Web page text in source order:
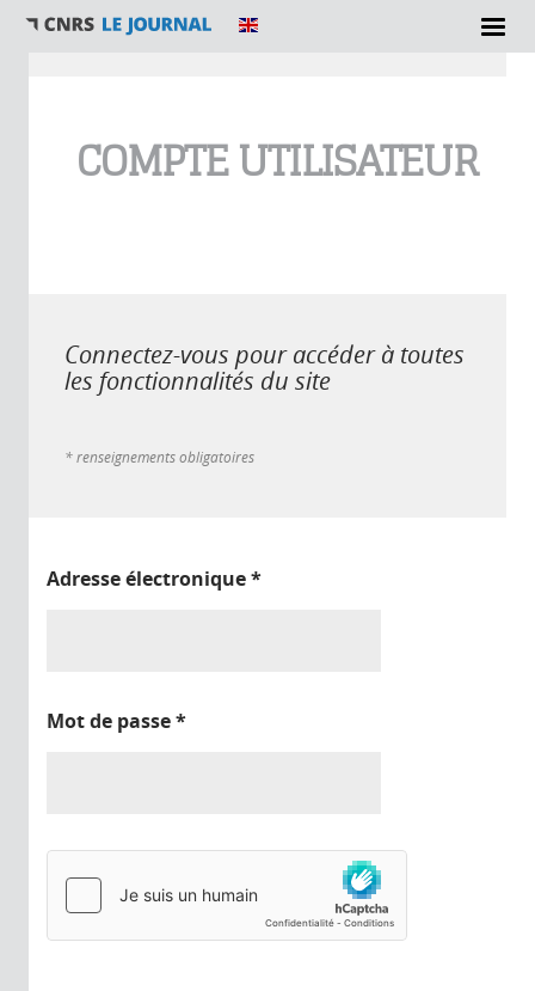
COMPTE UTILISATEUR
Connectez-vous pour accéder à toutes
les fonctionnalités du site
* renseignements obligatoires
Adresse électronique*
Mot de passe*